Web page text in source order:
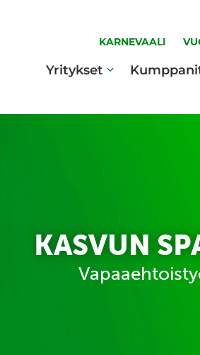
KARNEVAALI
Yritykset
KASVUN